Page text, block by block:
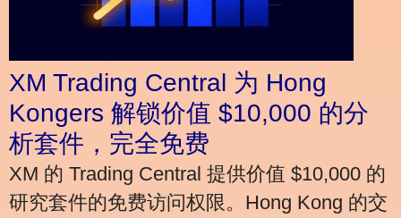
XM Trading Central 为 Hong
Kongers 解锁价值 $10,000 的分
析套件，完全免费
XM 的 Trading Central 提供价值 $10,000 的
研究套件的免费访问权限。Hong Kong 的交